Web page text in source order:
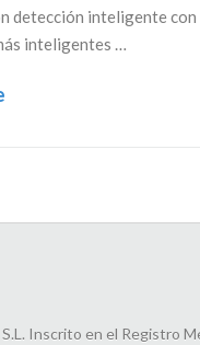
detección inteligente con
inteligentes …
Inscrito en el Registro